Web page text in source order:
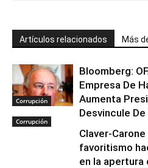
Artículos relacionados Más
Corrupción
Bloomberg:
Empresa De
Aumenta
Desvincule
Corrupción
Claver-
favoritismo
en la